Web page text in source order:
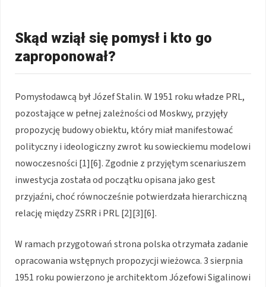
Skąd wziął się pomysł i kto go
zaproponował?
Pomysłodawcą był Józef Stalin. W 1951 roku władze PRL,
pozostające w pełnej zależności od Moskwy, przyjęły
propozycję budowy obiektu, który miał manifestować
polityczny i ideologiczny zwrot ku sowieckiemu modelowi
nowoczesności [1][6]. Zgodnie z przyjętym scenariuszem
inwestycja została od początku opisana jako gest
przyjaźni, choć równocześnie potwierdzała hierarchiczną
relację między ZSRR i PRL [2][3][6].
W ramach przygotowań strona polska otrzymała zadanie
opracowania wstępnych propozycji wieżowca. 3 sierpnia
1951 roku powierzono je architektom Józefowi Sigalinowi